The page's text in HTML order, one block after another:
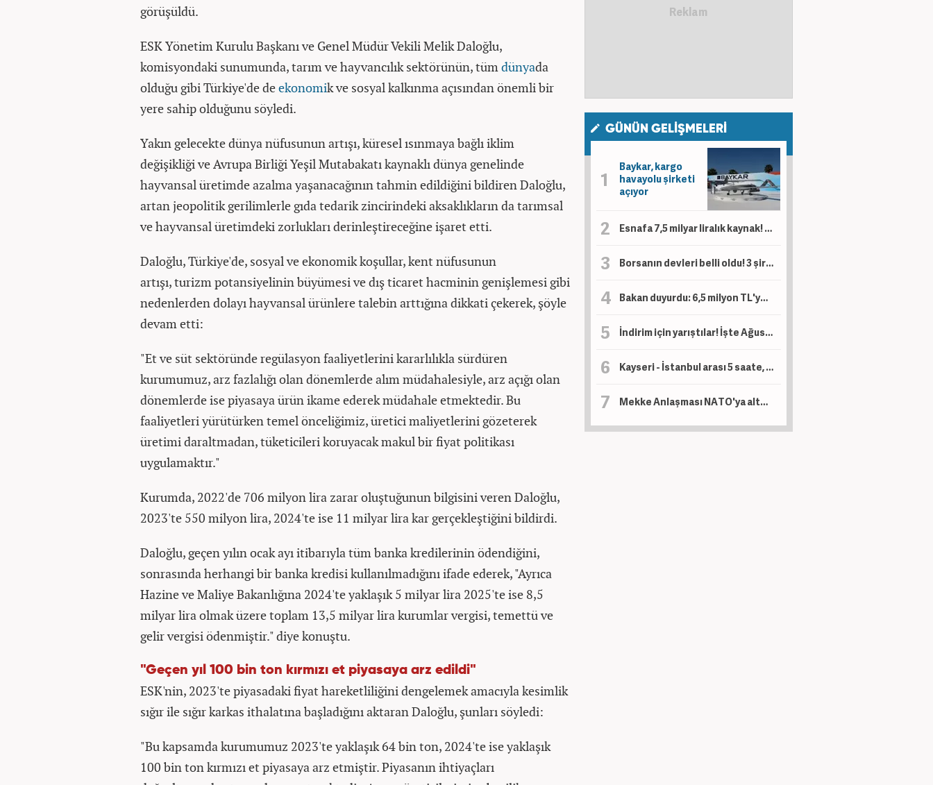
görüşüldü.
ESK Yönetim Kurulu Başkanı ve Genel Müdür Vekili Melik Daloğlu,
komisyondaki sunumunda, tarım ve hayvancılık sektörünün, tümdünyada
olduğu gibi Türkiye'de deekonomik ve sosyal kalkınma açısından önemli bir
yere sahip olduğunu söyledi.
Yakın gelecekte dünya nüfusunun artışı, küresel ısınmaya bağlı iklim
değişikliği ve Avrupa Birliği Yeşil Mutabakatı kaynaklı dünya genelinde
hayvansal üretimde azalma yaşanacağının tahmin edildiğini bildiren Daloğlu,
artan jeopolitik gerilimlerle gıda tedarik zincirindeki aksaklıkların da tarımsal
ve hayvansal üretimdeki zorlukları derinleştireceğine işaret etti.
Daloğlu, Türkiye'de, sosyal ve ekonomik koşullar, kent nüfusunun
artışı, turizm potansiyelinin büyümesi ve dış ticaret hacminin genişlemesi gibi
nedenlerden dolayı hayvansal ürünlere talebin arttığına dikkati çekerek, şöyle
devam etti:
"Et ve süt sektöründe regülasyon faaliyetlerini kararlılıkla sürdüren
kurumumuz, arz fazlalığı olan dönemlerde alım müdahalesiyle, arz açığı olan
dönemlerde ise piyasaya ürün ikame ederek müdahale etmektedir. Bu
faaliyetleri yürütürken temel önceliğimiz, üretici maliyetlerini gözeterek
üretimi daraltmadan, tüketicileri koruyacak makul bir fiyat politikası
uygulamaktır."
Kurumda, 2022'de 706 milyon lira zarar oluştuğunun bilgisini veren Daloğlu,
2023'te 550 milyon lira, 2024'te ise 11 milyar lira kar gerçekleştiğini bildirdi.
Daloğlu, geçen yılın ocak ayı itibarıyla tüm banka kredilerinin ödendiğini,
sonrasında herhangi bir banka kredisi kullanılmadığını ifade ederek, "Ayrıca
Hazine ve Maliye Bakanlığına 2024'te yaklaşık 5 milyar lira 2025'te ise 8,5
milyar lira olmak üzere toplam 13,5 milyar lira kurumlar vergisi, temettü ve
gelir vergisi ödenmiştir." diye konuştu.
"Geçen yıl 100 bin ton kırmızı et piyasaya arz edildi"
ESK'nin, 2023'te piyasadaki fiyat hareketliliğini dengelemek amacıyla kesimlik
sığır ile sığır karkas ithalatına başladığını aktaran Daloğlu, şunları söyledi:
"Bu kapsamda kurumumuz 2023'te yaklaşık 64 bin ton, 2024'te ise yaklaşık
100 bin ton kırmızı et piyasaya arz etmiştir. Piyasanın ihtiyaçları
GÜNÜN GELİŞMELERİ
Baykar, kargo
havayolu şirketi
açıyor
Esnafa 7,5 milyar liralık kaynak! 'Kesintisiz bir şekilde desteklemeye devam'
Borsanın devleri belli oldu! 3 şirketin piyasa değeri 1 trilyon lirayı aştı
Bakan duyurdu: 6,5 milyon TL'ye kadar destek sağlanacak!
İndirim için yarıştılar! İşte Ağustos ayı kampanyalı sıfır otomobil fiyatları!
Kayseri - İstanbul arası 5 saate, Kayseri - Ankara arası da 1 saat 45 dakikaya düşecek!
Mekke Anlaşması NATO'ya alternatif bir yapı değil!